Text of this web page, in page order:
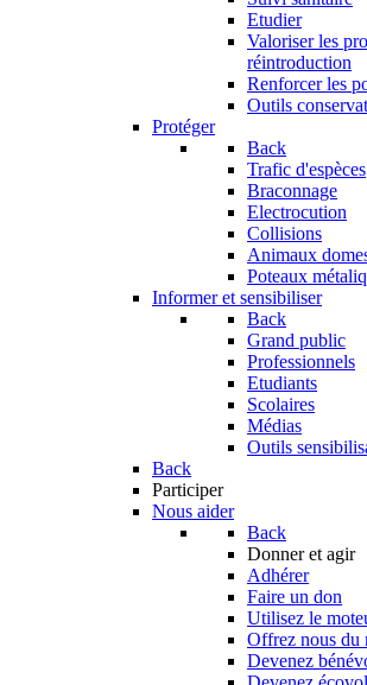
Etudier
Valoriser les
réintroduction
Renforcer les
Outils
Protéger
Back
Trafic d'espèces
Braconnage
Electrocution
Collisions
Animaux
Poteaux
Informer et sensibiliser
Back
Grand public
Professionnels
Etudiants
Scolaires
Médias
Outils
Back
Participer
Nous aider
Back
Donner et agir
Adhérer
Faire un don
Utilisez le
Offrez nous du
Devenez